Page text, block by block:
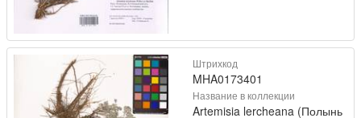
Штрихкод
MHA0173401
Название в коллекции
Artemisia lercheana (Полынь